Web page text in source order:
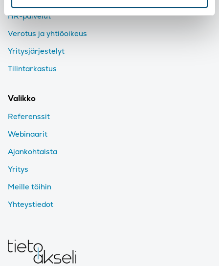
HR-palvelut
Verotus ja yhtiöoikeus
Yritysjärjestelyt
Tilintarkastus
Valikko
Referenssit
Webinaarit
Ajankohtaista
Yritys
Meille töihin
Yhteystiedot